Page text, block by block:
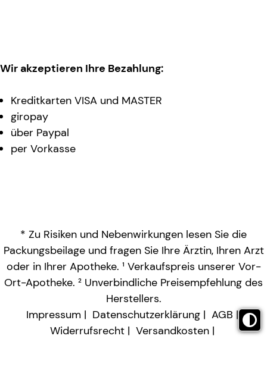
Wir akzeptieren Ihre Bezahlung:
Kreditkarten VISA und MASTER
giropay
über Paypal
per Vorkasse
* Zu Risiken und Nebenwirkungen lesen Sie die
Packungsbeilage und fragen Sie Ihre Ärztin, Ihren Arzt
oder in Ihrer Apotheke. ¹ Verkaufspreis unserer Vor-
Ort-Apotheke. ² Unverbindliche Preisempfehlung des
Herstellers.
Impressum
Datenschutzerklärung
AGB
Widerrufsrecht
Versandkosten